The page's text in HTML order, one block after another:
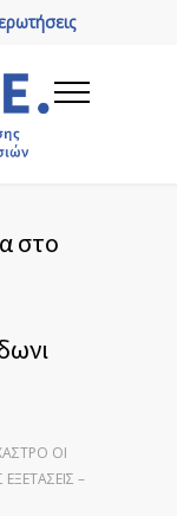
στο
ΟΙ
–